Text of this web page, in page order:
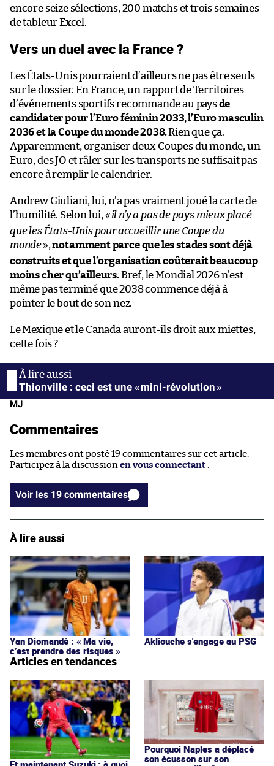
encore seize sélections, 200 matchs et trois semaines
de tableur Excel.
Vers un duel avec la France ?
Les États-Unis pourraient d’ailleurs ne pas être seuls
sur le dossier. En France, un rapport de Territoires
d’événements sportifs recommande au paysde
candidater pour l’Euro féminin 2033, l’Euro masculin
2036 et la Coupe du monde 2038.Rien que ça.
Apparemment, organiser deux Coupes du monde, un
Euro, des JO et râler sur les transports ne suffisait pas
encore à remplir le calendrier.
Andrew Giuliani, lui, n’a pas vraiment joué la carte de
l’humilité. Selon lui, «il n’y a pas de pays mieux placé
que les États-Unis pour accueillir une Coupe du
monde»,notamment parce que les stades sont déjà
construits et que l’organisation coûterait beaucoup
moins cher qu’ailleurs.Bref, le Mondial 2026 n’est
même pas terminé que 2038 commence déjà à
pointer le bout de son nez.
Le Mexique et le Canada auront-ils droit aux miettes,
cette fois ?
Thionville : ceci est une « mini-révolution »
MJ
Commentaires
Les membres ont posté 19 commentaires sur cet article.
Participez à la discussion en vous connectant
Voir les 19 commentaires
À lire aussi
Yan Diomandé : « Ma vie,
c’est prendre des risques »
Akliouche s'engage au PSG
Articles en tendances
Pourquoi Naples a déplacé
son écusson sur son